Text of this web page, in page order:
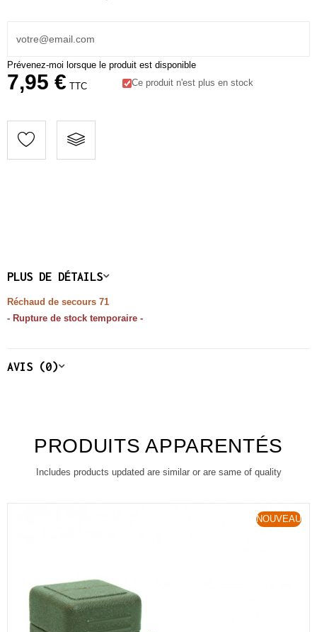
Prévenez-moi lorsque le produit est disponible
7,95 € TTC Ce produit n'est plus en stock
PLUS DE DÉTAILS
Réchaud de secours 71
- Rupture de stock temporaire -
AVIS (0)
PRODUITS APPARENTÉS
Includes products updated are similar or are same of quality
NOUVEAU